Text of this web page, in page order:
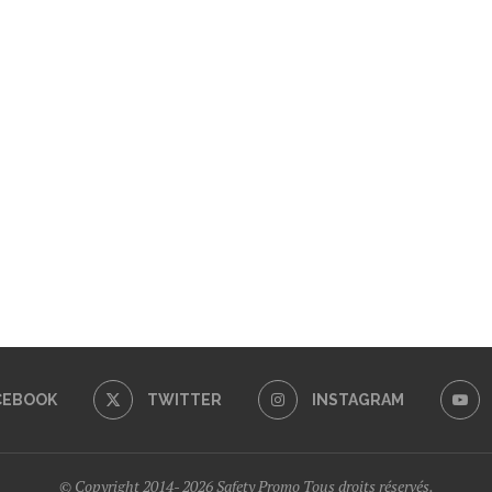
TWITTER INSTAGRAM
© Copyright 2014- 2026 Safety Promo Tous droits réservés.